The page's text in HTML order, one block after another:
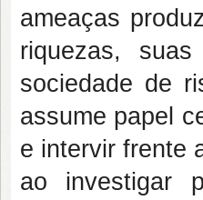
ameaças
riquezas,
sociedade de
assume papel
e intervir frente
ao investigar